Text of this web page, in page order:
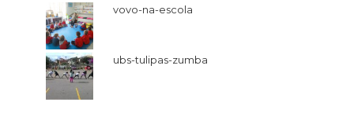
vovo-na-escola
ubs-tulipas-zumba